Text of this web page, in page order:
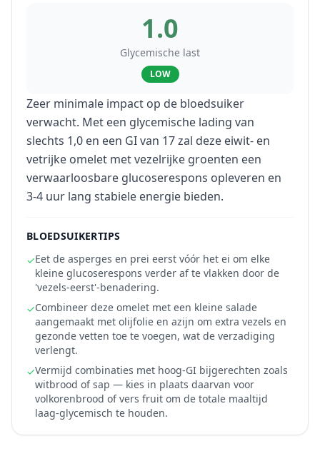
1.0
Glycemische last
LOW
Zeer minimale impact op de bloedsuiker
verwacht. Met een glycemische lading van
slechts 1,0 en een GI van 17 zal deze eiwit- en
vetrijke omelet met vezelrijke groenten een
verwaarloosbare glucoserespons opleveren en
3-4 uur lang stabiele energie bieden.
BLOEDSUIKERTIPS
✓Eet de asperges en prei eerst vóór het ei om elke
kleine glucoserespons verder af te vlakken door de
'vezels-eerst'-benadering.
✓Combineer deze omelet met een kleine salade
aangemaakt met olijfolie en azijn om extra vezels en
gezonde vetten toe te voegen, wat de verzadiging
verlengt.
✓Vermijd combinaties met hoog-GI bijgerechten zoals
witbrood of sap — kies in plaats daarvan voor
volkorenbrood of vers fruit om de totale maaltijd
laag-glycemisch te houden.